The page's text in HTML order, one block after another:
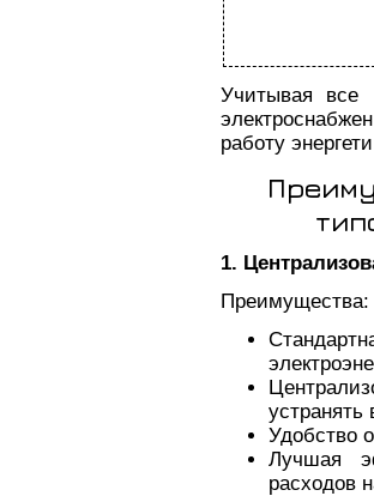
Учитывая все
работу
1.
Преимущества:
Удобство
Лучшая
расходов